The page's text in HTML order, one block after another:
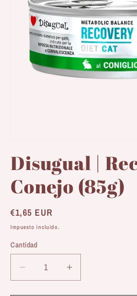
multimedia
una
ventana
modal
Disugual |
Conejo (85g)
Precio
habitual
€1,65 EUR
Impuesto incluido.
Cantidad
Reducir
cantidad
Aumentar
cantidad